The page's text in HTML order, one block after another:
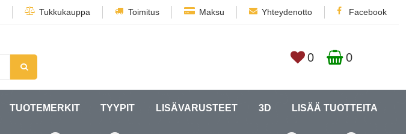
Tukkukauppa Toimitus Maksu Yhteydenotto Facebook
0 0
TUOTEMERKIT TYYPIT LISÄVARUSTEET 3D LISÄÄ TUOTTEITA